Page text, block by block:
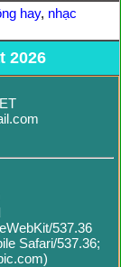
hay, nhạc
2026
537.36
Safari/537.36;